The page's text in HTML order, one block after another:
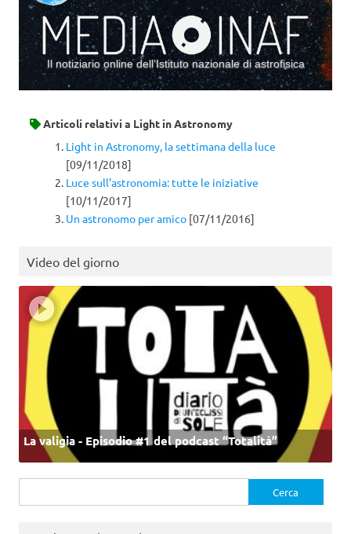
Il notiziario online dell’Istituto nazionale di astrofisica
Articoli relativi a Light in Astronomy
Light in Astronomy, la settimana della luce
[09/11/2018]
Luce sull’astronomia: tutte le iniziative
[10/11/2017]
Un astronomo per amico [07/11/2016]
Video del giorno
La valigia - Episodio #1 del podcast “Totalità”
per: